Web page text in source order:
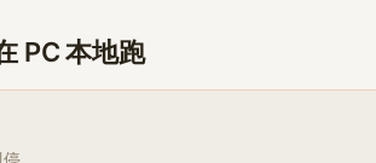
PC 本地跑
停